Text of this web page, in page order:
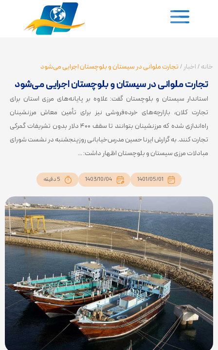
خانه/اخبار/تجارت ملوانی در سیستان و بلوچستان اجرایی می‌شود
تجارت ملوانی در سیستان و بلوچستان اجرایی می‌شود
استاندار سیستان و بلوچستان گفت: علاوه بر پایانه‌های مرزی استان برای
تجارت کلان، بازارچه‌های خرده‌فروشی نیز برای تأمین معاش مرزنشینان
راه‌اندازی شده که مرزنشینان بتوانند تا سقف ۴۰۰ دلار بدون تشریفات گمرکی
تجارت کنند. به گزارش ایرنا حسین مدرس‌خیابانی روزپنجشنبه در نشست شورای
مبادلات مرزی سیستان و بلوچستان اظهار داشت: ...
1401/05/01
1403/10/04 5 دقیقه